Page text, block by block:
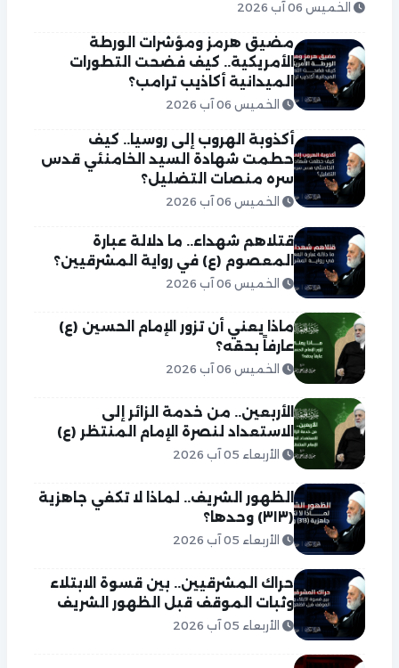
الخميس 06 آب 2026
مضيق هرمز ومؤشرات الورطة
الأمريكية.. كيف فضحت التطورات
الميدانية أكاذيب ترامب؟
الخميس 06 آب 2026
أكذوبة الهروب إلى روسيا.. كيف
حطمت شهادة السيد الخامنئي قدس
سره منصات التضليل؟
الخميس 06 آب 2026
قتلاهم شهداء.. ما دلالة عبارة
المعصوم (ع) في رواية المشرقيين؟
الخميس 06 آب 2026
ماذا يعني أن تزور الإمام الحسين (ع)
عارفاً بحقه؟
الخميس 06 آب 2026
الأربعين.. من خدمة الزائر إلى
الاستعداد لنصرة الإمام المنتظر (ع)
الأربعاء 05 آب 2026
الظهور الشريف.. لماذا لا تكفي جاهزية
(٣١٣) وحدها؟
الأربعاء 05 آب 2026
حراك المشرقيين.. بين قسوة الابتلاء
وثبات الموقف قبل الظهور الشريف
الأربعاء 05 آب 2026